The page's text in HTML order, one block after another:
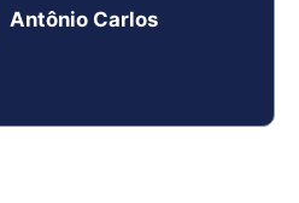
Antônio Carlos